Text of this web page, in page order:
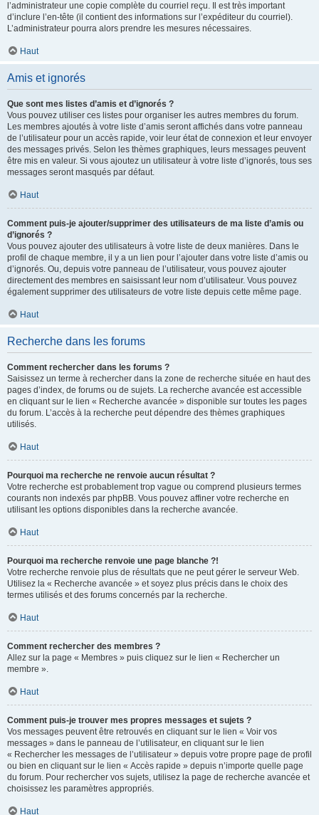
l’administrateur une copie complète du courriel reçu. Il est très important
d’inclure l’en-tête (il contient des informations sur l’expéditeur du courriel).
L’administrateur pourra alors prendre les mesures nécessaires.
Haut
Amis et ignorés
Que sont mes listes d’amis et d’ignorés ?
Vous pouvez utiliser ces listes pour organiser les autres membres du forum.
Les membres ajoutés à votre liste d’amis seront affichés dans votre panneau
de l’utilisateur pour un accès rapide, voir leur état de connexion et leur envoyer
des messages privés. Selon les thèmes graphiques, leurs messages peuvent
être mis en valeur. Si vous ajoutez un utilisateur à votre liste d’ignorés, tous ses
messages seront masqués par défaut.
Haut
Comment puis-je ajouter/supprimer des utilisateurs de ma liste d’amis ou
d’ignorés ?
Vous pouvez ajouter des utilisateurs à votre liste de deux manières. Dans le
profil de chaque membre, il y a un lien pour l’ajouter dans votre liste d’amis ou
d’ignorés. Ou, depuis votre panneau de l’utilisateur, vous pouvez ajouter
directement des membres en saisissant leur nom d’utilisateur. Vous pouvez
également supprimer des utilisateurs de votre liste depuis cette même page.
Haut
Recherche dans les forums
Comment rechercher dans les forums ?
Saisissez un terme à rechercher dans la zone de recherche située en haut des
pages d’index, de forums ou de sujets. La recherche avancée est accessible
en cliquant sur le lien « Recherche avancée » disponible sur toutes les pages
du forum. L’accès à la recherche peut dépendre des thèmes graphiques
utilisés.
Haut
Pourquoi ma recherche ne renvoie aucun résultat ?
Votre recherche est probablement trop vague ou comprend plusieurs termes
courants non indexés par phpBB. Vous pouvez affiner votre recherche en
utilisant les options disponibles dans la recherche avancée.
Haut
Pourquoi ma recherche renvoie une page blanche ?!
Votre recherche renvoie plus de résultats que ne peut gérer le serveur Web.
Utilisez la « Recherche avancée » et soyez plus précis dans le choix des
termes utilisés et des forums concernés par la recherche.
Haut
Comment rechercher des membres ?
Allez sur la page « Membres » puis cliquez sur le lien « Rechercher un
membre ».
Haut
Comment puis-je trouver mes propres messages et sujets ?
Vos messages peuvent être retrouvés en cliquant sur le lien « Voir vos
messages » dans le panneau de l’utilisateur, en cliquant sur le lien
« Rechercher les messages de l’utilisateur » depuis votre propre page de profil
ou bien en cliquant sur le lien « Accès rapide » depuis n’importe quelle page
du forum. Pour rechercher vos sujets, utilisez la page de recherche avancée et
choisissez les paramètres appropriés.
Haut